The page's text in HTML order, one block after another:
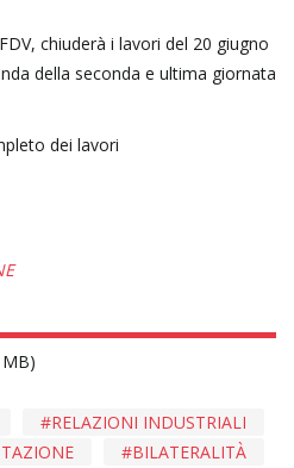
chiuderà i lavori del 20 giugno
della seconda e ultima giornata
dei lavori
RELAZIONI INDUSTRIALI
BILATERALITÀ